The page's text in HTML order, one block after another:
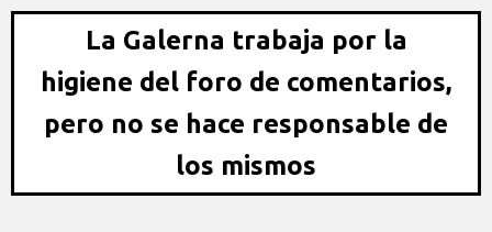
La Galerna trabaja por la
higiene del foro de comentarios,
pero no se hace responsable de
los mismos